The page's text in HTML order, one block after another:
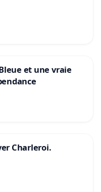
et une vraie
Charleroi.